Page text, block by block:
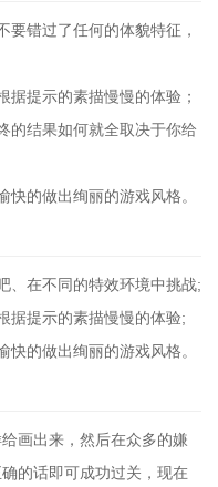
要错过了任何的体貌特征，
据提示的素描慢慢的体验；
的结果如何就全取决于你给
的做出绚丽的游戏风格。
、在不同的特效环境中挑战;
据提示的素描慢慢的体验;
的做出绚丽的游戏风格。
画出来，然后在众多的嫌
的话即可成功过关，现在